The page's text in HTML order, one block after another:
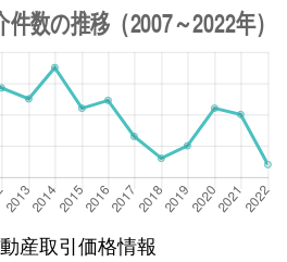
産取引価格情報